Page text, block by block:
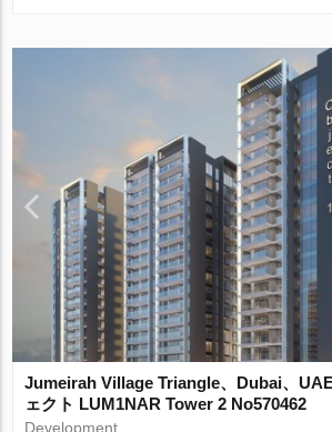
Jumeirah Village Triangle、Dubai、
ェクト LUM1NAR Tower 2 No570462
Development